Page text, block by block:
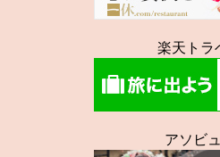
楽天トラ
アソビ